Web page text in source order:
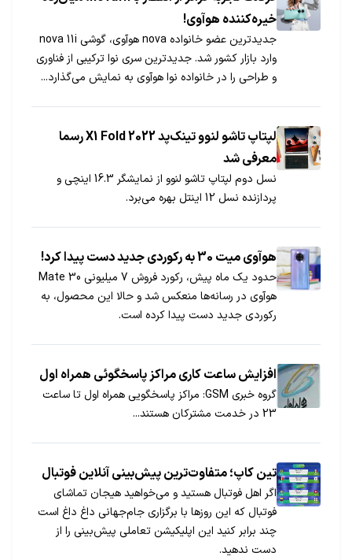
خیره‌کننده هوآوی!
جدیدترین عضو خانواده nova هوآوی، گوشی nova 11i
وارد بازار کشور شد. جدیدترین سری نوا ترکیبی از فناوری
و طراحی را در خانواده نوا هوآوی به نمایش می‌گذارد...
لپتاپ تاشو لنوو تینک‌پد X1 Fold 2022 رسما
معرفی شد
نسل دوم لپتاپ تاشو لنوو از نمایشگر 16.3 اینچی و
پردازنده نسل 12 اینتل بهره می‌برد.
هوآوی میت 30 به رکوردی جدید دست پیدا کرد!
حدود یک ماه پیش، رکورد فروش 7 میلیونی Mate 30
هوآوی در رسانه‌ها منعکس شد و حالا این محصول، به
رکوردی جدید دست پیدا کرده است.
افزایش ساعت کاری مراکز پاسخگوئی همراه اول
گروه خبری GSM: مراکز پاسخگویی همراه اول تا ساعت
23 در خدمت مشترکان هستند...
تین کاپ؛ متفاوت‌ترین پیش‌بینی آنلاین فوتبال
اگر اهل فوتبال هستید و می‌خواهید هیجان تماشای
فوتبال که این روزها با برگزاری جام‌جهانی داغ‌ داغ است
چند برابر کنید این اپلیکیشن تعاملی پیش‌بینی را از
دست ندهید.